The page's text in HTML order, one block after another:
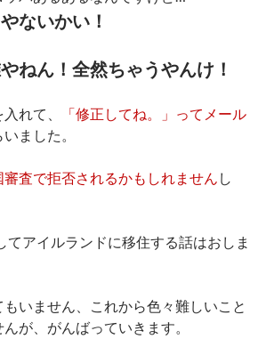
ないかい！
ねん！全然ちゃうやんけ！
れて、
「修正してね。」ってメール
ました。
査で拒否されるかもしれません し
てアイルランドに移住する話はおしま
いません、これから色々難しいこと
が、がんばっていきます。